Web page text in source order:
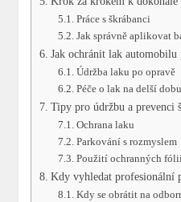
Práce s škrábanci
Jak správně⁢ aplikovat
Jak ⁢ochránit ⁣lak automobilu
Údržba laku po opravě
Péče o lak​ na delší​ dobu
Tipy pro údržbu a prevenci
Ochrana‌ laku
Parkování s rozmyslem
Použití ochranných
Kdy vyhledat profesionální
Kdy se obrátit na